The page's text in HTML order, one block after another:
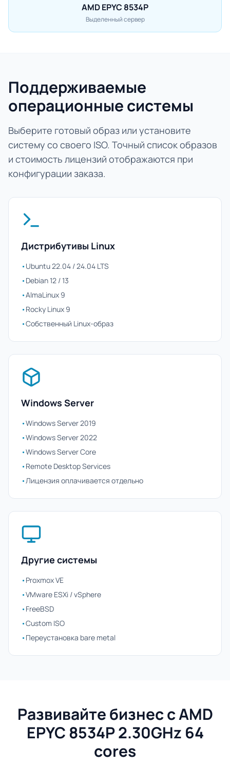
AMD EPYC 8534P
Выделенный сервер
Поддерживаемые
операционные системы
Выберите готовый образ или установите
систему со своего ISO. Точный список образов
и стоимость лицензий отображаются при
конфигурации заказа.
Дистрибутивы Linux
•Ubuntu 22.04 / 24.04 LTS
•Debian 12 / 13
•AlmaLinux 9
•Rocky Linux 9
•Собственный Linux-образ
Windows Server
•Windows Server 2019
•Windows Server 2022
•Windows Server Core
•Remote Desktop Services
•Лицензия оплачивается отдельно
Другие системы
•Proxmox VE
•VMware ESXi / vSphere
•FreeBSD
•Custom ISO
•Переустановка bare metal
Развивайте бизнес с AMD
EPYC 8534P 2.30GHz 64
cores